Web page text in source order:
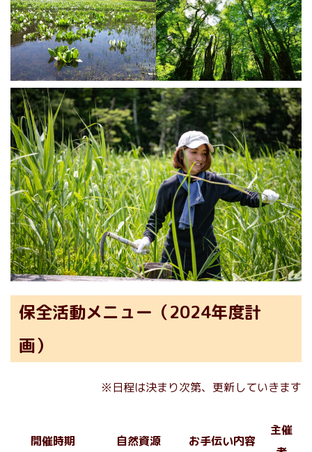
保全活動メニュー（2024年度計
画）
※日程は決まり次第、更新していきます
開催時期 自然資源 お手伝い内容
主催